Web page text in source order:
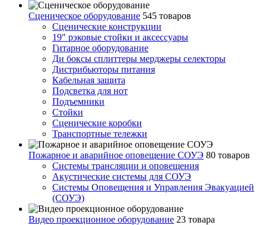
Сценическое оборудование 545 товаров
Сценические конструкции
19" рэковые стойки и аксесcуары
Гитарное оборудование
Ди боксы сплиттеры мерджеры селекторы
Дистрибьюторы питания
Кабельная защита
Подсветка для нот
Подъемники
Стойки
Сценические коробки
Транспортные тележки
Пожарное и аварийное оповещение СОУЭ 80 товаров
Cистемы трансляции и оповещения
Акустические системы для СОУЭ
Системы Оповещения и Управления Эвакуацией
(СОУЭ)
Видео проекционное оборудование 23 товара